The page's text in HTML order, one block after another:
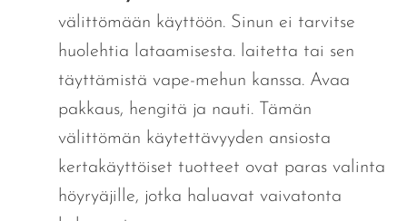
välittömään käyttöön. Sinun ei tarvitse
huolehtia lataamisesta. laitetta tai sen
täyttämistä vape-mehun kanssa. Avaa
pakkaus, hengitä ja nauti. Tämän
välittömän käytettävyyden ansiosta
kertakäyttöiset tuotteet ovat paras valinta
höyryäjille, jotka haluavat vaivatonta